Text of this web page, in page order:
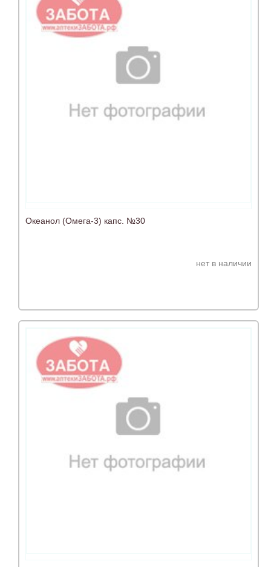
Океанол (Омега-3) капс. №30
нет в наличии